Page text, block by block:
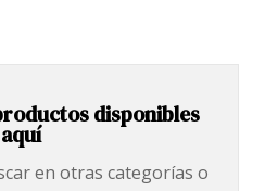
disponibles
aquí
en otras categorías o